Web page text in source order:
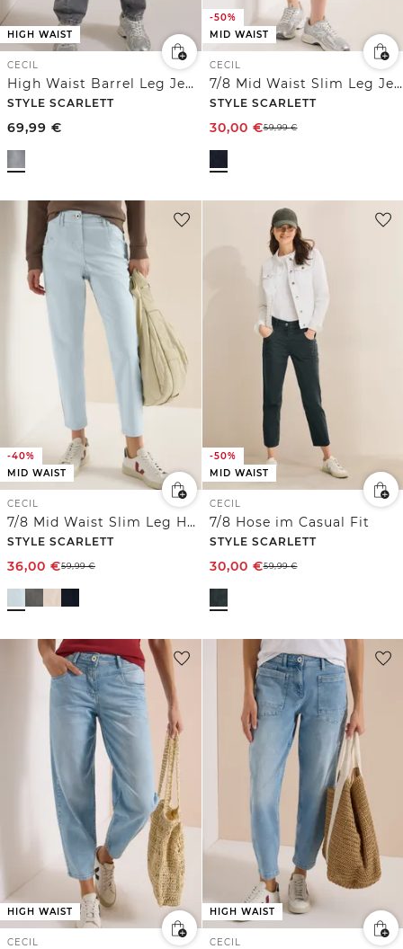
HIGH WAIST
CECIL
High Waist Barrel Leg Jeans im Loose Fit
STYLE SCARLETT
69,99 €
-50%
MID WAIST
CECIL
7/8 Mid Waist Slim Leg Jeans im Casual Fit
STYLE SCARLETT
30,00 €59,99€
-40%
MID WAIST
CECIL
7/8 Mid Waist Slim Leg Hose im Casual Fit
STYLE SCARLETT
36,00 €59,99€
-50%
MID WAIST
CECIL
7/8 Hose im Casual Fit
STYLE SCARLETT
30,00 €59,99€
HIGH WAIST
CECIL
HIGH WAIST
CECIL